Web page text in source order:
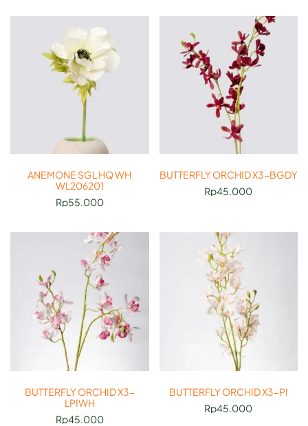
ANEMONE SGL HQ WH
WL206201
Rp55.000
BUTTERFLY ORCHID X3-BGDY
Rp45.000
BUTTERFLY ORCHID X3-
LPIWH
Rp45.000
BUTTERFLY ORCHID X3-PI
Rp45.000